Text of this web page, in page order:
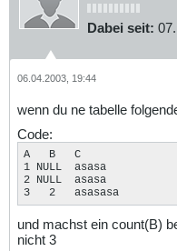
Dabei seit:
06.04.2003, 19:44
wenn du ne tabelle
Code:
A   B   C
1 NULL  asasa
2 NULL  asasa
3   2   asasasa
und machst ein count(B)
nicht 3